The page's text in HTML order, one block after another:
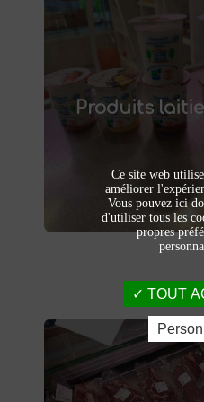
Produits
Produits
produits laitiers et
. Yaourts crémeux,
affinés et autres
Viandes et
Ce site web
améliorer
Vous pouvez ici
d'utiliser tous les
propres
TOUT